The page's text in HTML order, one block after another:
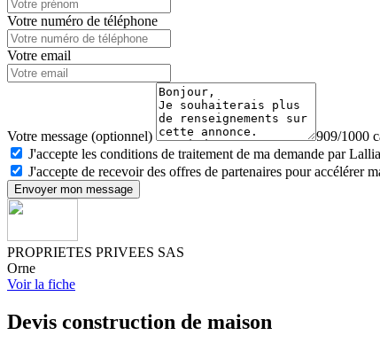
Votre numéro de téléphone
Votre email
Votre message (optionnel)
909/1000
J'accepte les conditions de traitement de ma demande par
J'accepte de recevoir des offres de partenaires pour accélérer
Envoyer mon message
PROPRIETES PRIVEES SAS
Orne
Voir la fiche
Devis construction de maison